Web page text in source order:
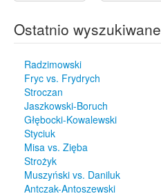
Ostatnio wyszukiwane
Radzimowski
Fryc vs. Frydrych
Stroczan
Jaszkowski-Boruch
Głębocki-Kowalewski
Styciuk
Misa vs. Zięba
Strożyk
Muszyński vs. Daniluk
Antczak-Antoszewski